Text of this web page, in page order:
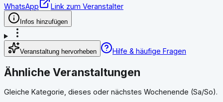
WhatsApp Link zum Veranstalter
Infos hinzufügen
Veranstaltung hervorheben Hilfe & häufige Fragen
Ähnliche Veranstaltungen
Gleiche Kategorie, dieses oder nächstes Wochenende (Sa/So).